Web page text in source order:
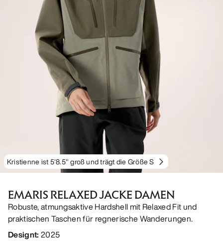
Kristienne ist 5'8.5" groß und trägt die Größe S
EMARIS RELAXED JACKE DAMEN
Robuste, atmungsaktive Hardshell mit Relaxed Fit und
praktischen Taschen für regnerische Wanderungen.
Designt: 2025